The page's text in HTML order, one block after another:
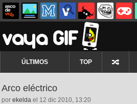
ÚLTIMOS TOP
Arco eléctrico
por ekelda el 12 dic 2010, 13:20